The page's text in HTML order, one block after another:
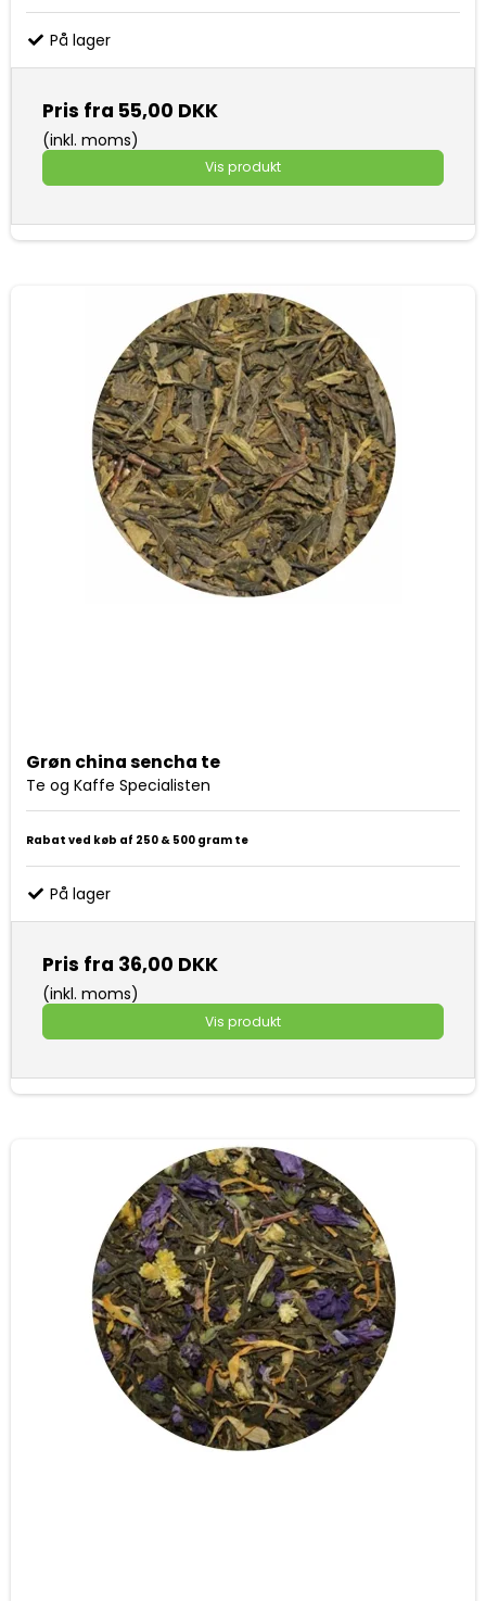
På lager
Pris fra 55,00 DKK
(inkl. moms)
Vis produkt
Grøn china sencha te
Te og Kaffe Specialisten
Rabat ved køb af 250 & 500 gram te
På lager
Pris fra 36,00 DKK
(inkl. moms)
Vis produkt